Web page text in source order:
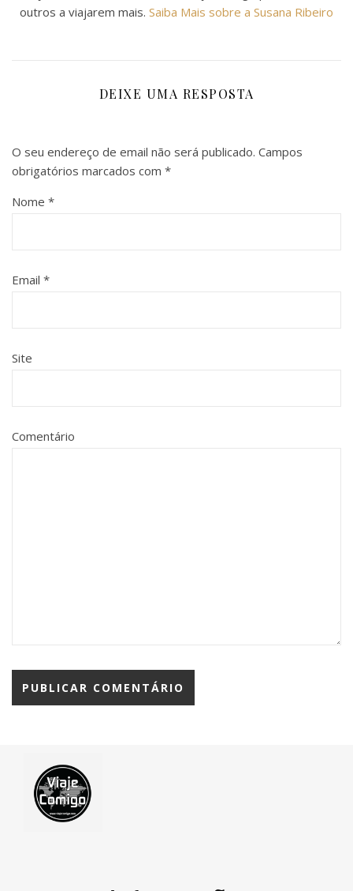
outros a viajarem mais. Saiba Mais sobre a Susana Ribeiro
DEIXE UMA RESPOSTA
O seu endereço de email não será publicado. Campos
obrigatórios marcados com *
Nome *
Email *
Site
Comentário